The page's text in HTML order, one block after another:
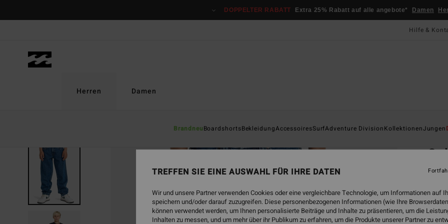
DOPPELTER RABATT Extra 25% Rabatt auf alle angebote* Damen
Hilfe &
Herren
BrandneuBoardshortsBekleidungAccessoiresSurfAdventure DivisionKollektionenJungen
Damen
ECO-
CHF
TREFFEN SIE EINE AUSWAHL FÜR IHRE DATEN
Wir und unsere Partner verwenden Cookies oder eine vergleichbare Technologie, um Informationen auf
speichern und/oder darauf zuzugreifen. Diese personenbezogenen Informationen (wie Ihre
können verwendet werden, um Ihnen personalisierte Beiträge und Inhalte zu präsentieren, um die
Inhalten zu messen, und um mehr über ihr Publikum zu erfahren, um die Produkte unserer Partner zu